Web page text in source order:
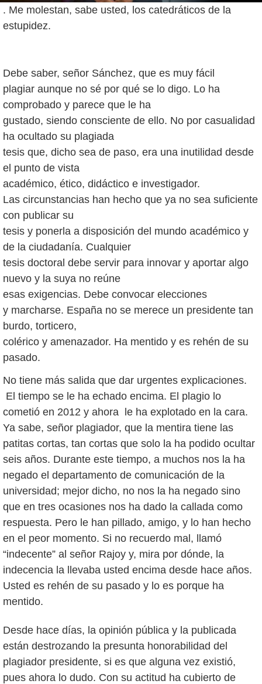
. Me molestan, sabe usted, los catedráticos de la
estupidez.
Debe saber, señor Sánchez, que es muy fácil
plagiar aunque no sé por qué se lo digo. Lo ha
comprobado y parece que le ha
gustado, siendo consciente de ello. No por casualidad
ha ocultado su plagiada
tesis que, dicho sea de paso, era una inutilidad desde
el punto de vista
académico, ético, didáctico e investigador.
Las circunstancias han hecho que ya no sea suficiente
con publicar su
tesis y ponerla a disposición del mundo académico y
de la ciudadanía. Cualquier
tesis doctoral debe servir para innovar y aportar algo
nuevo y la suya no reúne
esas exigencias. Debe convocar elecciones
y marcharse. España no se merece un presidente tan
burdo, torticero,
colérico y amenazador. Ha mentido y es rehén de su
pasado.
No tiene más salida que dar urgentes explicaciones.
El tiempo se le ha echado encima. El plagio lo
cometió en 2012 y ahora le ha explotado en la cara.
Ya sabe, señor plagiador, que la mentira tiene las
patitas cortas, tan cortas que solo la ha podido ocultar
seis años. Durante este tiempo, a muchos nos la ha
negado el departamento de comunicación de la
universidad; mejor dicho, no nos la ha negado sino
que en tres ocasiones nos ha dado la callada como
respuesta. Pero le han pillado, amigo, y lo han hecho
en el peor momento. Si no recuerdo mal, llamó
“indecente” al señor Rajoy y, mira por dónde, la
indecencia la llevaba usted encima desde hace años.
Usted es rehén de su pasado y lo es porque ha
mentido.
Desde hace días, la opinión pública y la publicada
están destrozando la presunta honorabilidad del
plagiador presidente, si es que alguna vez existió,
pues ahora lo dudo. Con su actitud ha cubierto de